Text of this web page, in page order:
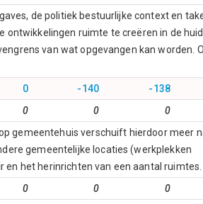
de politiek bestuurlijke context en
ontwikkelingen ruimte te creëren in de
van wat opgevangen kan worden.
0 -140 -138
0 0 0
gemeentehuis verschuift hierdoor meer
gemeentelijke locaties (werkplekken
het herinrichten van een aantal ruimtes.
0 0 0